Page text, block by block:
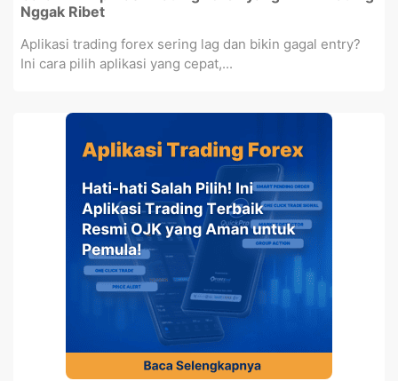
Nggak Ribet
Aplikasi trading forex sering lag dan bikin gagal entry?
Ini cara pilih aplikasi yang cepat,...